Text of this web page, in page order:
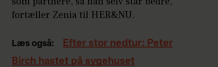
fortæller Zenia til HER&NU.
Læs også:
Efter stor nedtur: Peter
Birch hastet på sygehuset